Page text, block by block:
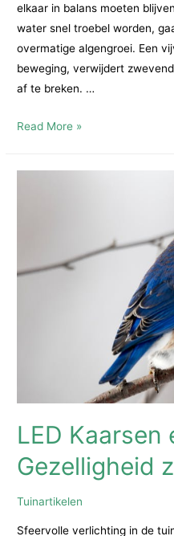
elkaar in balans moeten
water snel troebel worden,
overmatige algengroei. Een
beweging, verwijdert
af te breken. …
Vijverfilter
voor
Read More »
LED Kaarsen
Gezelligheid
Tuinartikelen
Sfeervolle verlichting in de